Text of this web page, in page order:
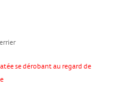
se dérobant au regard de